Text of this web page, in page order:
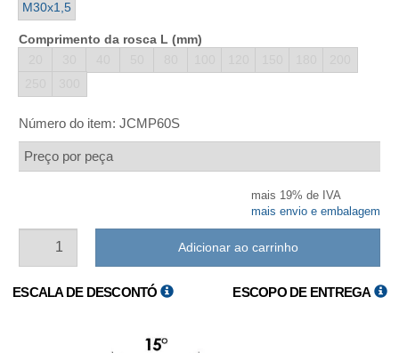
M30x1,5
Comprimento da rosca L (mm)
Número do item: JCMP60S
Preço por peça
mais 19% de IVA
mais envio e embalagem
Adicionar ao carrinho
ESCALA DE DESCONTÓ ESCOPO DE ENTREGA